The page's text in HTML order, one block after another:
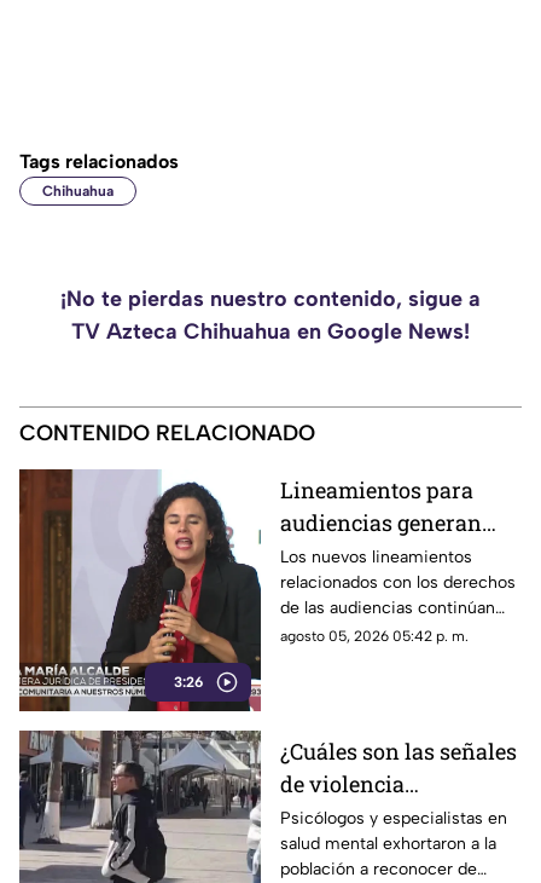
Tags relacionados
Chihuahua
¡No te pierdas nuestro contenido, sigue a
TV Azteca Chihuahua en Google News!
CONTENIDO RELACIONADO
3:26
Lineamientos para
audiencias generan
debate por posible
censura a medios,
según críticas
Los nuevos lineamientos
relacionados con los derechos
de las audiencias continúan
generando controversia.
agosto 05, 2026 05:42 p. m.
¿Cuáles son las señales
de violencia
emocional? Así puedes
identificarlas
Psicólogos y especialistas en
salud mental exhortaron a la
población a reconocer de